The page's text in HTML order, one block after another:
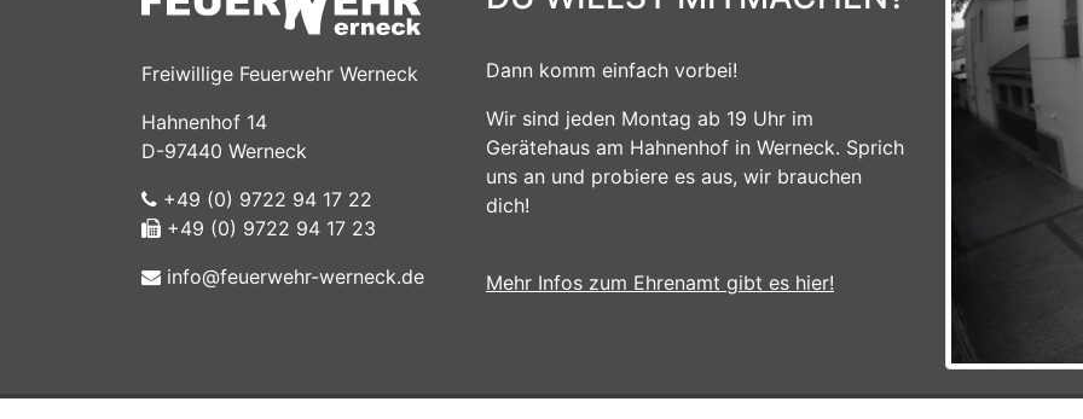
Freiwillige Feuerwehr Werneck
Hahnenhof 14
D-97440 Werneck
+49 (0) 9722 94 17 22
+49 (0) 9722 94 17 23
info@feuerwehr-werneck.de
Dann komm einfach vorbei!
Wir sind jeden Montag ab 19 Uhr im
Gerätehaus am Hahnenhof in Werneck. Sprich
uns an und probiere es aus, wir brauchen
dich!
Mehr Infos zum Ehrenamt gibt es hier!